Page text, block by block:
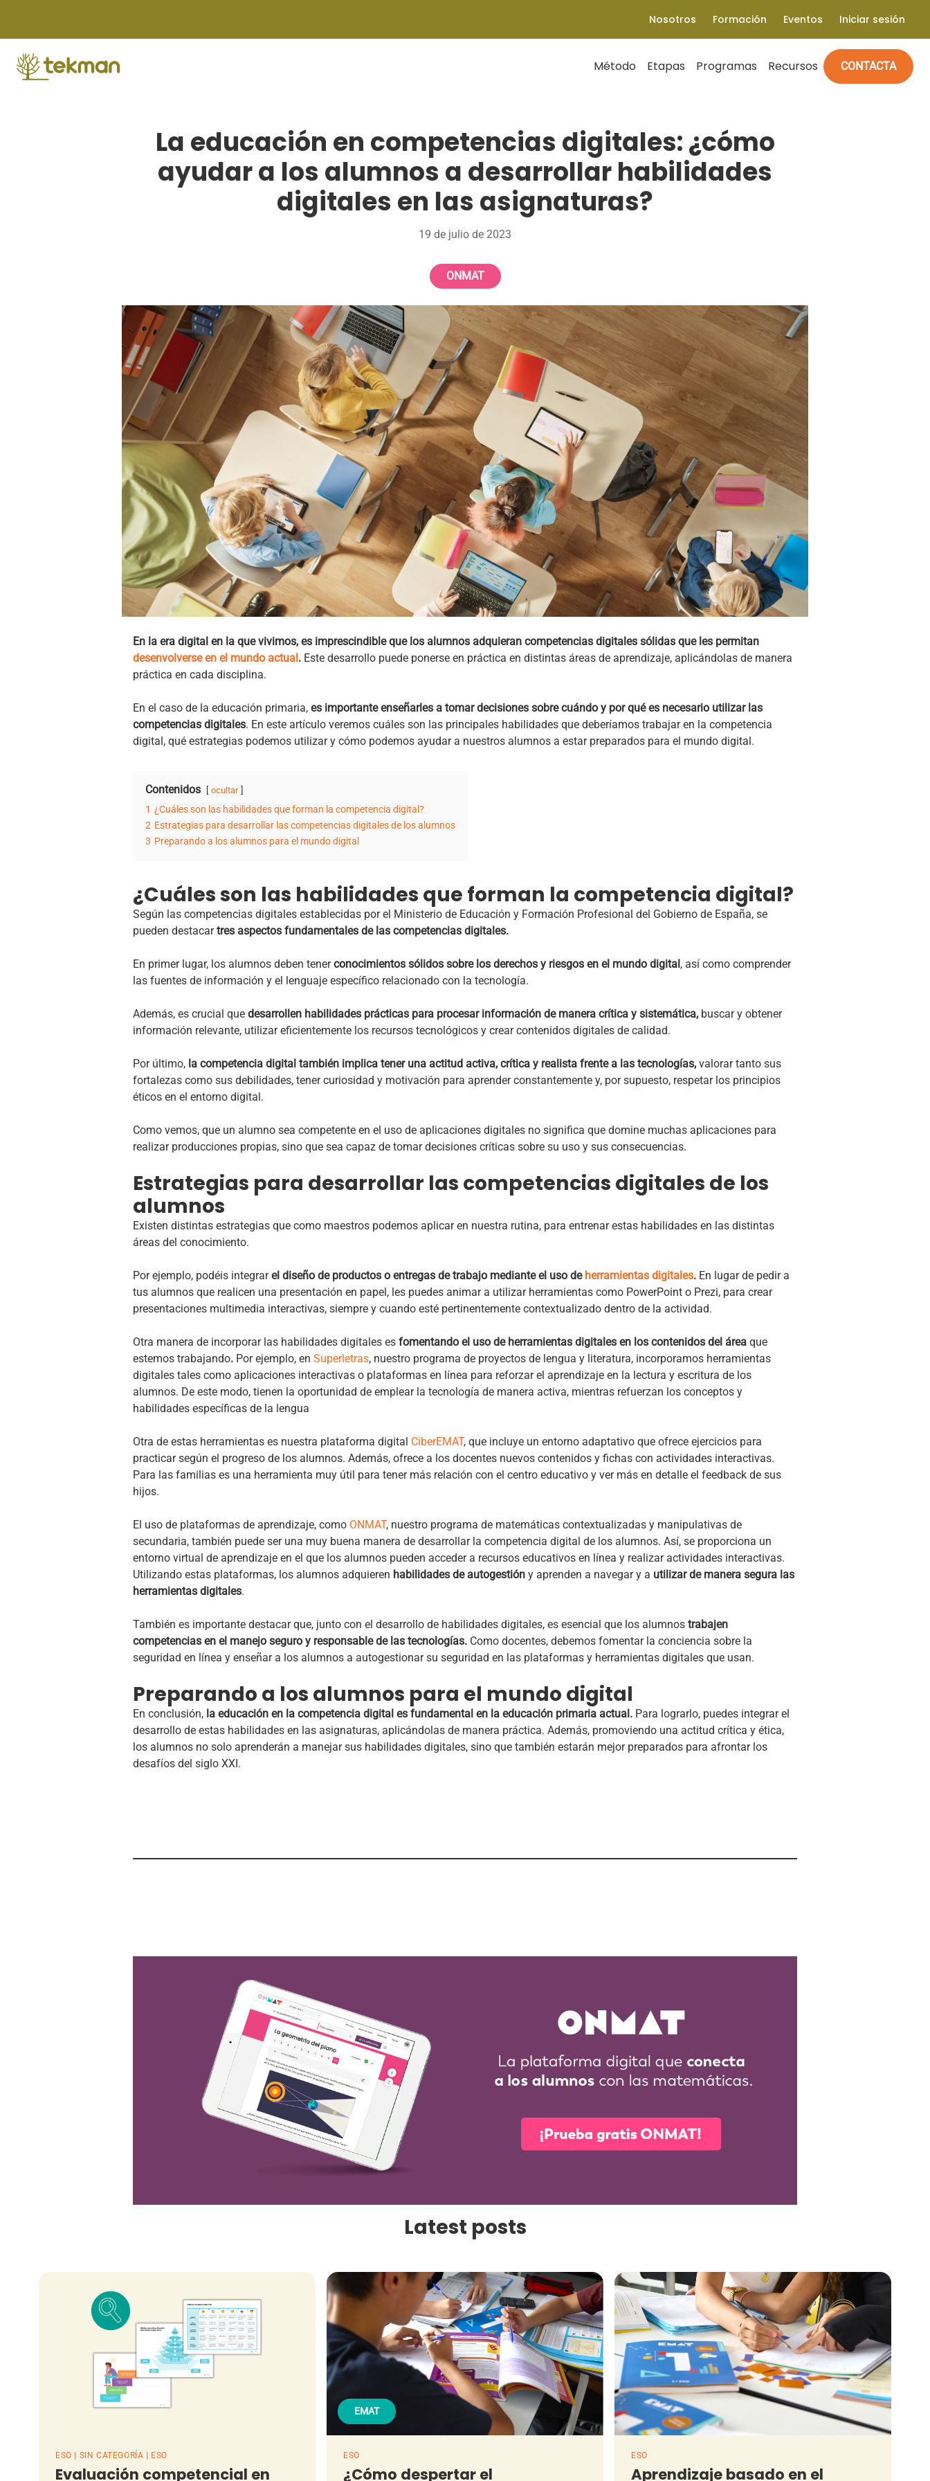
content
Nosotros Formación Eventos Iniciar sesión
Método Etapas Programas Recursos CONTACTA
La educación en competencias digitales: ¿cómo
ayudar a los alumnos a desarrollar habilidades
digitales en las asignaturas?
19 de julio de 2023
ONMAT
En la era digital en la que vivimos, es imprescindible que los alumnos adquieran competencias digitales sólidas que les permitan
desenvolverse en el mundo actual. Este desarrollo puede ponerse en práctica en distintas áreas de aprendizaje, aplicándolas de manera
práctica en cada disciplina.
En el caso de la educación primaria, es importante enseñarles a tomar decisiones sobre cuándo y por qué es necesario utilizar las
competencias digitales. En este artículo veremos cuáles son las principales habilidades que deberíamos trabajar en la competencia
digital, qué estrategias podemos utilizar y cómo podemos ayudar a nuestros alumnos a estar preparados para el mundo digital.
Contenidos ocultar
1 ¿Cuáles son las habilidades que forman la competencia digital?
2 Estrategias para desarrollar las competencias digitales de los alumnos
3 Preparando a los alumnos para el mundo digital
¿Cuáles son las habilidades que forman la competencia digital?
Según las competencias digitales establecidas por el Ministerio de Educación y Formación Profesional del Gobierno de España, se
pueden destacartres aspectos fundamentales de las competencias digitales.
En primer lugar, los alumnos deben tenerconocimientos sólidos sobre los derechos y riesgos en el mundo digital, así como comprender
las fuentes de información y el lenguaje específico relacionado con la tecnología.
Además, es crucial que desarrollen habilidades prácticas para procesar información de manera crítica y sistemática, buscar y obtener
información relevante, utilizar eficientemente los recursos tecnológicos y crear contenidos digitales de calidad.
Por último, la competencia digital también implica tener una actitud activa, crítica y realista frente a las tecnologías, valorar tanto sus
fortalezas como sus debilidades, tener curiosidad y motivación para aprender constantemente y, por supuesto, respetar los principios
éticos en el entorno digital.
Como vemos, que un alumno sea competente en el uso de aplicaciones digitales no significa que domine muchas aplicaciones para
realizar producciones propias, sino que sea capaz de tomar decisiones críticas sobre su uso y sus consecuencias.
Estrategias para desarrollar las competencias digitales de los
alumnos
Existen distintas estrategias que como maestros podemos aplicar en nuestra rutina, para entrenar estas habilidades en las distintas
áreas del conocimiento.
Por ejemplo, podéis integrarel diseño de productos o entregas de trabajo mediante el uso de herramientas digitales. En lugar de pedir a
tus alumnos que realicen una presentación en papel, les puedes animar a utilizar herramientas como PowerPoint o Prezi, para crear
presentaciones multimedia interactivas, siempre y cuando esté pertinentemente contextualizado dentro de la actividad.
Otra manera de incorporar las habilidades digitales es fomentando el uso de herramientas digitales en los contenidos del área que
estemos trabajando. Por ejemplo, en Superletras, nuestro programa de proyectos de lengua y literatura, incorporamos herramientas
digitales tales como aplicaciones interactivas o plataformas en línea para reforzar el aprendizaje en la lectura y escritura de los
alumnos. De este modo, tienen la oportunidad de emplear la tecnología de manera activa, mientras refuerzan los conceptos y
habilidades específicas de la lengua
Otra de estas herramientas es nuestra plataforma digital CiberEMAT, que incluye un entorno adaptativo que ofrece ejercicios para
practicar según el progreso de los alumnos. Además, ofrece a los docentes nuevos contenidos y fichas con actividades interactivas.
Para las familias es una herramienta muy útil para tener más relación con el centro educativo y ver más en detalle el feedback de sus
hijos.
El uso de plataformas de aprendizaje, como ONMAT, nuestro programa de matemáticas contextualizadas y manipulativas de
secundaria, también puede ser una muy buena manera de desarrollar la competencia digital de los alumnos. Así, se proporciona un
entorno virtual de aprendizaje en el que los alumnos pueden acceder a recursos educativos en línea y realizar actividades interactivas.
Utilizando estas plataformas, los alumnos adquieren habilidades de autogestión y aprenden a navegar y a utilizar de manera segura las
herramientas digitales.
También es importante destacar que, junto con el desarrollo de habilidades digitales, es esencial que los alumnos trabajen
competencias en el manejo seguro y responsable de las tecnologías. Como docentes, debemos fomentar la conciencia sobre la
seguridad en línea y enseñar a los alumnos a autogestionar su seguridad en las plataformas y herramientas digitales que usan.
Preparando a los alumnos para el mundo digital
En conclusión, la educación en la competencia digital es fundamental en la educación primaria actual. Para lograrlo, puedes integrar el
desarrollo de estas habilidades en las asignaturas, aplicándolas de manera práctica. Además, promoviendo una actitud crítica y ética,
los alumnos no solo aprenderán a manejar sus habilidades digitales, sino que también estarán mejor preparados para afrontar los
desafíos del siglo XXI.
Latest posts
ESO | SIN CATEGORÍA | ESO
Evaluación competencial en
EMAT
ESO
¿Cómo despertar el
ESO
Aprendizaje basado en el